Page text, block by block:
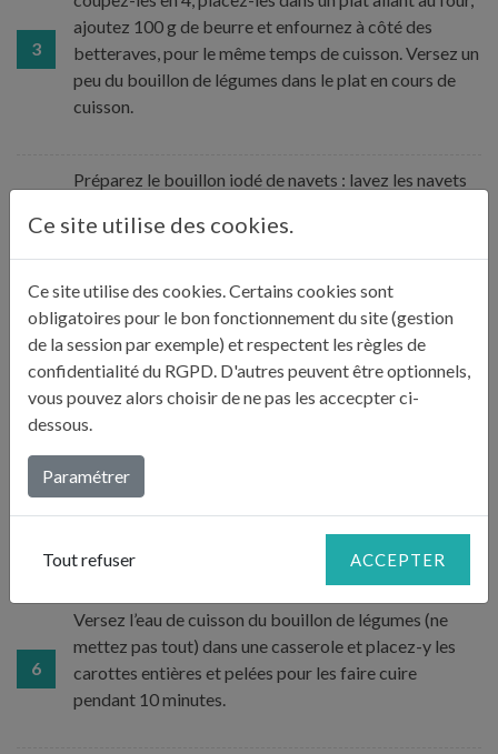
3
ajoutez 100 g de beurre et enfournez à côté des
betteraves, pour le même temps de cuisson. Versez un
peu du bouillon de légumes dans le plat en cours de
cuisson.
4
Préparez le bouillon iodé de navets : lavez les navets
deux. Dans une sauteuse, placez les échalotes
émincées avec 20 g de beurre, faites-les suer et quand
elles commencent à se colorer, déglacez au vin blanc.
Ajoutez les algues wakamé, le morceau de chinchard
puis les navets et l’ail noir. Versez ensuite trois louches
du bouillon de légumes et laissez mijoter à couvert.
5
une casserole d’eau avec 3 feuilles de laurier et 1
gousse d’ail. Épluchez-les une fois cuites. Faites-les
ensuite revenir dans une poêle avec une noix de
6
Versez l’eau de cuisson du bouillon de légumes (ne
mettez pas tout) dans une casserole et placez-y les
carottes entières et pelées pour les faire cuire
pendant 10 minutes.
Ce site utilise des cookies.
Ce site utilise des cookies. Certains cookies sont
obligatoires pour le bon fonctionnement du site (gestion
de la session par exemple) et respectent les règles de
confidentialité du RGPD. D'autres peuvent être optionnels,
vous pouvez alors choisir de ne pas les accecpter ci-
dessous.
Paramétrer
Tout refuser ACCEPTER